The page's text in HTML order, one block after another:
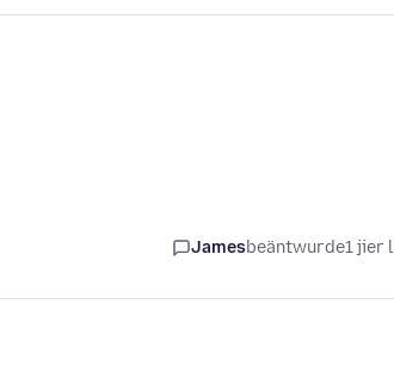
Jamesbeäntwurde1 jier